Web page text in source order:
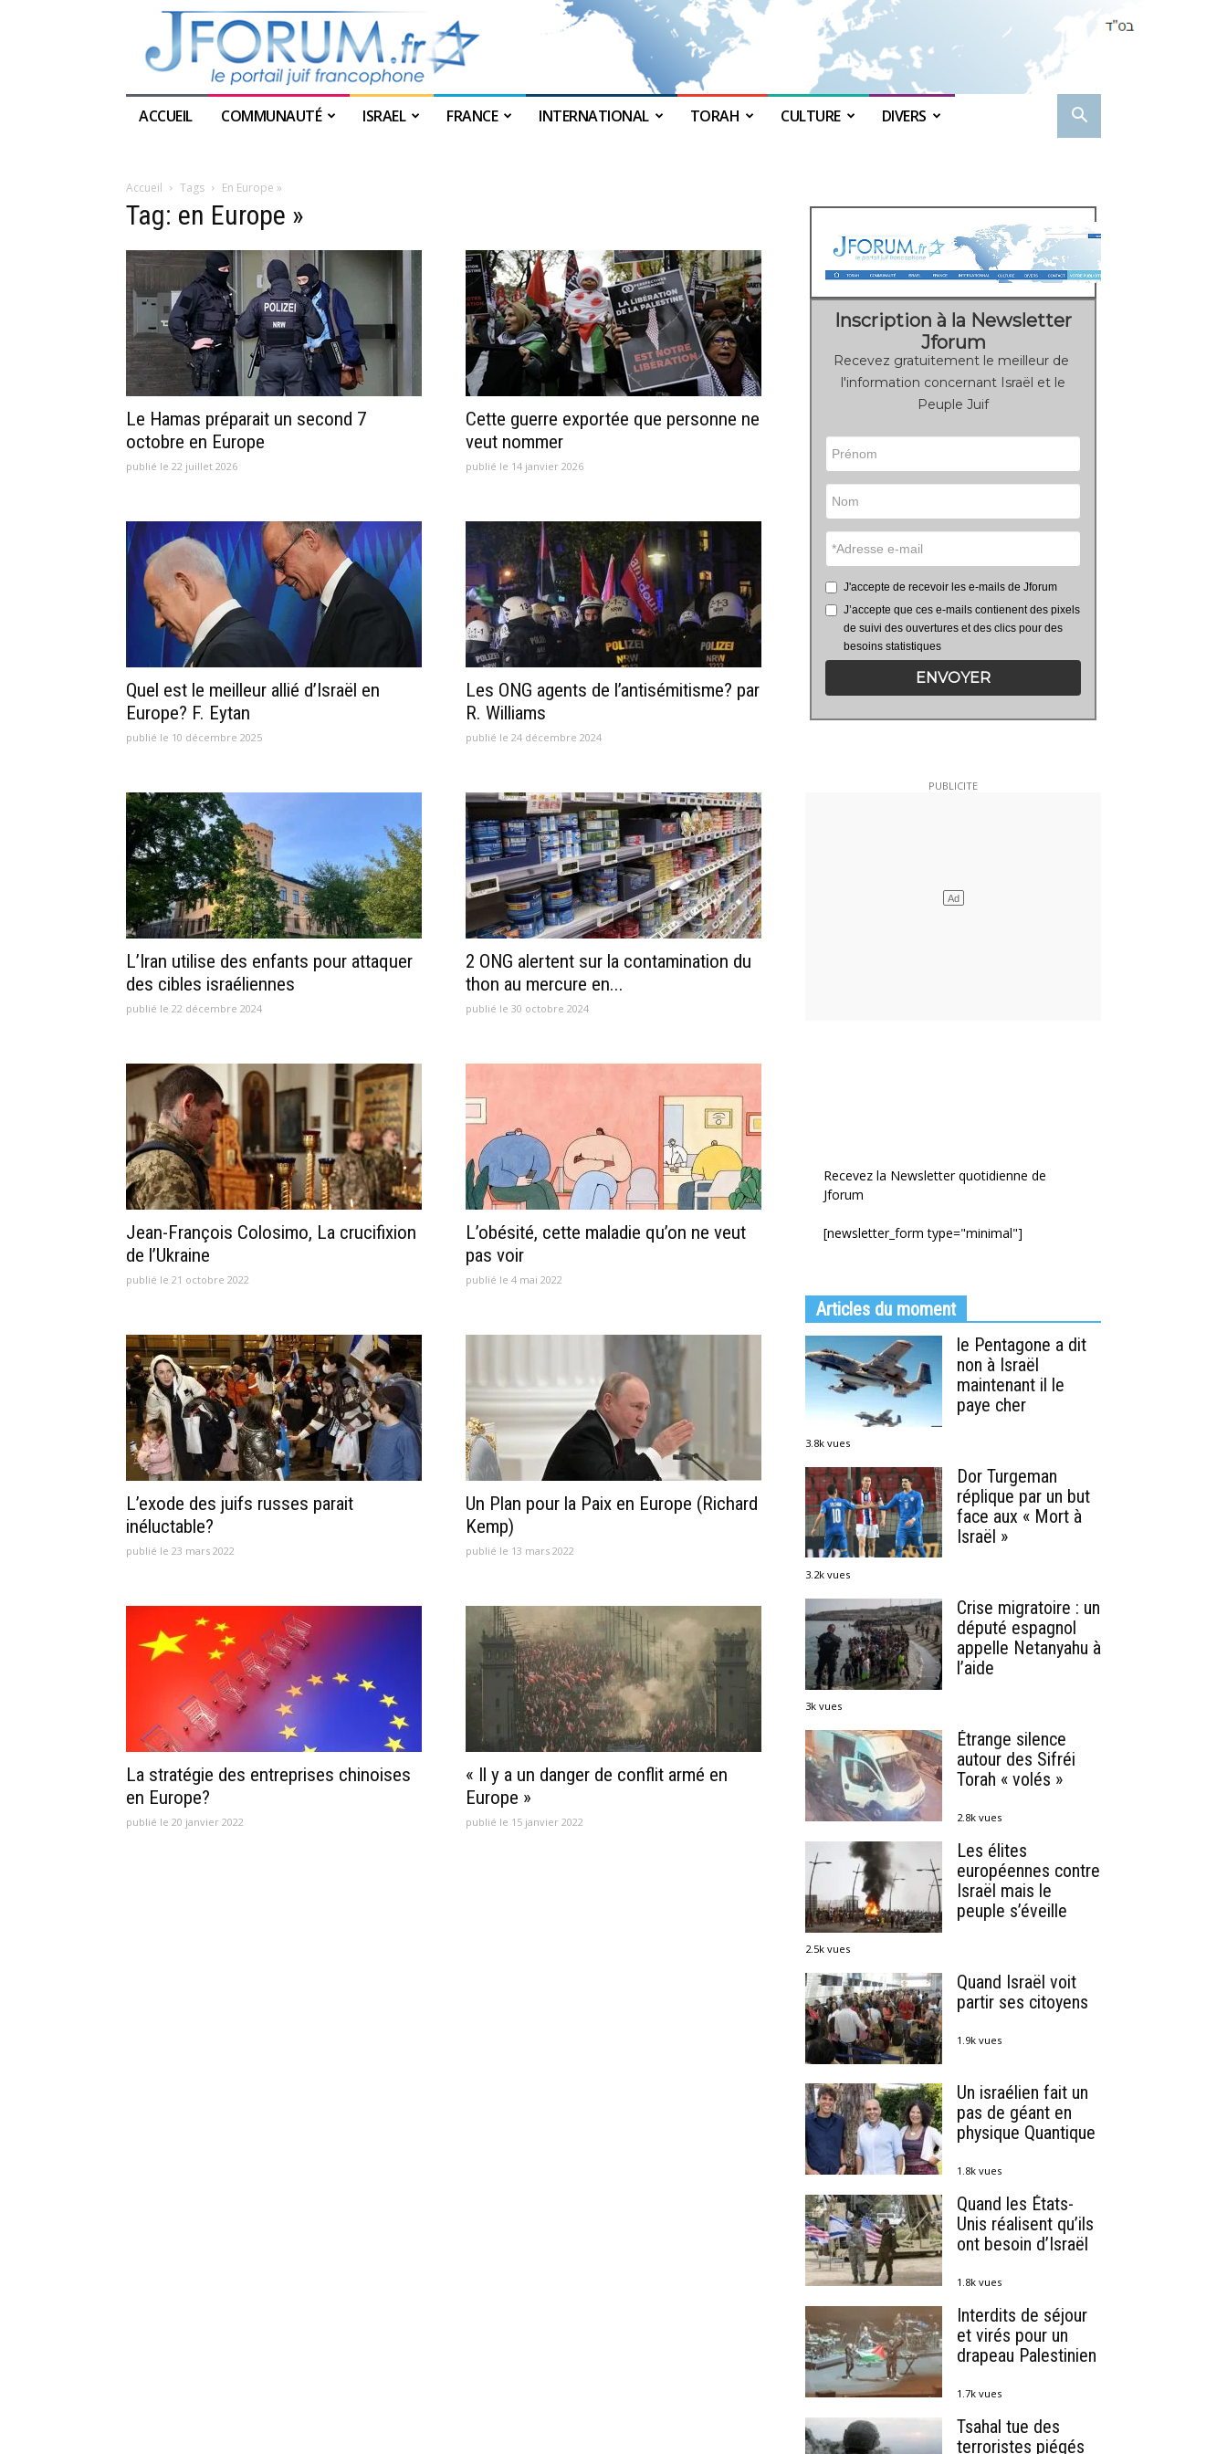
ACCUEIL COMMUNAUTÉ ISRAEL FRANCE INTERNATIONAL TORAH CULTURE DIVERS
Accueil Tags En Europe »
Tag: en Europe »
Le Hamas préparait un second 7
octobre en Europe
publié le 22 juillet 2026
Cette guerre exportée que personne ne
veut nommer
publié le 14 janvier 2026
Quel est le meilleur allié d’Israël en
Europe? F. Eytan
publié le 10 décembre 2025
Les ONG agents de l’antisémitisme? par
R. Williams
publié le 24 décembre 2024
L’Iran utilise des enfants pour attaquer
des cibles israéliennes
publié le 22 décembre 2024
2 ONG alertent sur la contamination du
thon au mercure en...
publié le 30 octobre 2024
Jean-François Colosimo, La crucifixion
de l’Ukraine
publié le 21 octobre 2022
L’obésité, cette maladie qu’on ne veut
pas voir
publié le 4 mai 2022
L’exode des juifs russes parait
inéluctable?
publié le 23 mars 2022
Un Plan pour la Paix en Europe (Richard
Kemp)
publié le 13 mars 2022
La stratégie des entreprises chinoises
en Europe?
publié le 20 janvier 2022
« Il y a un danger de conflit armé en
Europe »
publié le 15 janvier 2022
Inscription à la Newsletter
Jforum
Recevez gratuitement le meilleur de
l'information concernant Israël et le
Peuple Juif
J'accepte de recevoir les e-mails de Jforum
J’accepte que ces e-mails contienent des pixels
de suivi des ouvertures et des clics pour des
besoins statistiques
ENVOYER
Recevez la Newsletter quotidienne de
Jforum
[newsletter_form type="minimal"]
Articles du moment
le Pentagone a dit
non à Israël
maintenant il le
paye cher
3.8k vues
Dor Turgeman
réplique par un but
face aux « Mort à
Israël »
3.2k vues
Crise migratoire : un
député espagnol
appelle Netanyahu à
l’aide
3k vues
Étrange silence
autour des Sifréi
Torah « volés »
2.8k vues
Les élites
européennes contre
Israël mais le
peuple s’éveille
2.5k vues
Quand Israël voit
partir ses citoyens
1.9k vues
Un israélien fait un
pas de géant en
physique Quantique
1.8k vues
Quand les États-
Unis réalisent qu’ils
ont besoin d’Israël
1.8k vues
Interdits de séjour
et virés pour un
drapeau Palestinien
1.7k vues
Tsahal tue des
terroristes piégés